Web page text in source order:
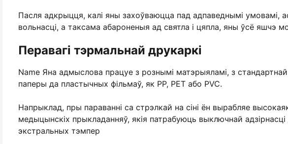
Пасля адкрыцця, калі яны захоўваюцца пад адпаведнымі умовамі,
вольнасці, а таксама абароненыя ад святла і цяпла, яны ўсё яшчэ
Перавагі тэрмальнай друкаркі
Name Яна адмыслова працуе з рознымі матэрыяламі, з стандартнай
паперы да пластычных фільмаў, як PP, PET або PVC.
Напрыклад, пры параванні са стрэлкай на сіні ён вырабляе
медыцынскіх прыкладанняў, якія патрабуюць выключнай
экстральных тэмпер